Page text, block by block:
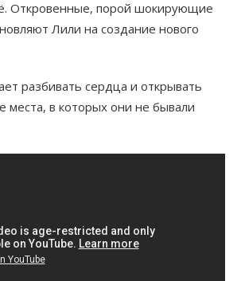
Откровенные, порой шокирующие
Лили на создание нового
разбивать сердца и открывать
места, в которых они не бывали